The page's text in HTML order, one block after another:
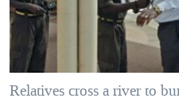
"Tìm"NGƯỜI VIỆT HẢI NGOẠI
ĐỜI SỐNG
KINH TẾ
TẠI
HÀNH TRÌNH BẦU CỬ 2024
MỘT NĂM CHIẾN TRANH
GIẢI MÃ VÀNH ĐAI & CON
VIDEO
NGHE
MẠNG XÃ HỘI
Relatives cross a river to